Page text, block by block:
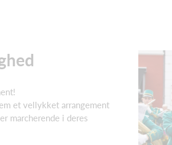
et vellykket arrangement
marcherende i deres